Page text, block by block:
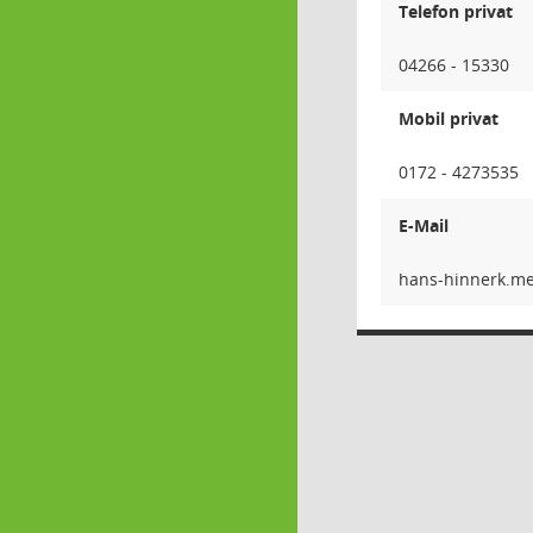
Telefon privat
04266 - 15330
Mobil privat
0172 - 4273535
E-Mail